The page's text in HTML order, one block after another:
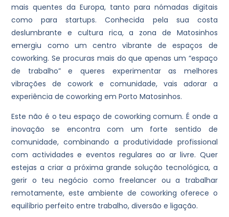
mais quentes da Europa, tanto para nómadas digitais
como para startups. Conhecida pela sua costa
deslumbrante e cultura rica, a zona de Matosinhos
emergiu como um centro vibrante de espaços de
coworking. Se procuras mais do que apenas um “espaço
de trabalho” e queres experimentar as melhores
vibrações de cowork e comunidade, vais adorar a
experiência de coworking em Porto Matosinhos.
Este não é o teu espaço de coworking comum. É onde a
inovação se encontra com um forte sentido de
comunidade, combinando a produtividade profissional
com actividades e eventos regulares ao ar livre. Quer
estejas a criar a próxima grande solução tecnológica, a
gerir o teu negócio como freelancer ou a trabalhar
remotamente, este ambiente de coworking oferece o
equilíbrio perfeito entre trabalho, diversão e ligação.